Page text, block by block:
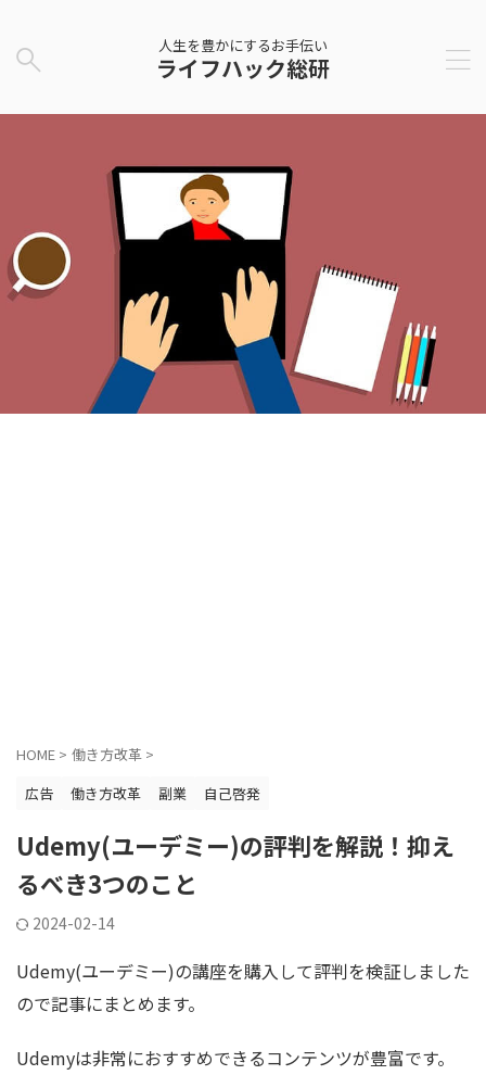
人生を豊かにするお手伝い
ライフハック総研
HOME > 働き方改革 >
広告
働き方改革 副業 自己啓発
Udemy(ユーデミー)の評判を解説！抑え
るべき3つのこと
2024-02-14
Udemy(ユーデミー)の講座を購入して評判を検証しました
ので記事にまとめます。
Udemyは非常におすすめできるコンテンツが豊富です。